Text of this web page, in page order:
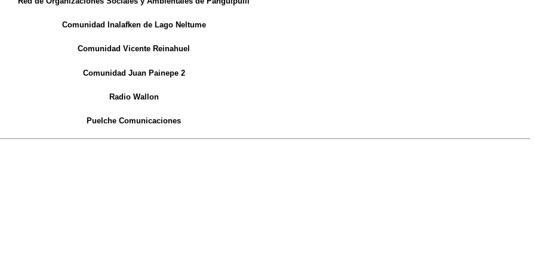
Comunidad Inalafken de Lago Neltume
Comunidad Vicente Reinahuel
Comunidad Juan Painepe 2
Radio Wallon
Puelche Comunicaciones